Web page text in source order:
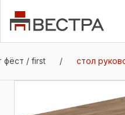
фёст / first / стол